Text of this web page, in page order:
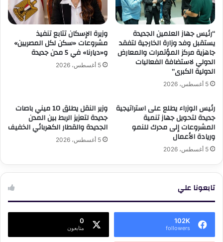
مينائي
(دمياط
تريستا)
“رئيس جهاز العلمين الجديدة
يستقبل وفد وزارة الخارجية لتفقد
جاهزية مركز المؤتمرات والمعارض
الدولي لاستضافة الفعاليات
الدولية الكبرى”
5 أغسطس، 2026
وزيرة الإسكان تتابع تنفيذ
مشروعات «سكن لكل المصريين»
و«ديارنا» في 5 مدن جديدة
5 أغسطس، 2026
رئيس الوزراء يطلع على استراتيجية
جديدة لتحويل جهاز تنمية
المشروعات إلى محرك للنمو
وريادة الأعمال
5 أغسطس، 2026
وزير النقل يطلق 10 ميني باصات
جديدة لتعزيز الربط بين المدن
الجديدة والقطار الكهربائي الخفيف
5 أغسطس، 2026
تابعونا علي
102K
followers
0
متابعون